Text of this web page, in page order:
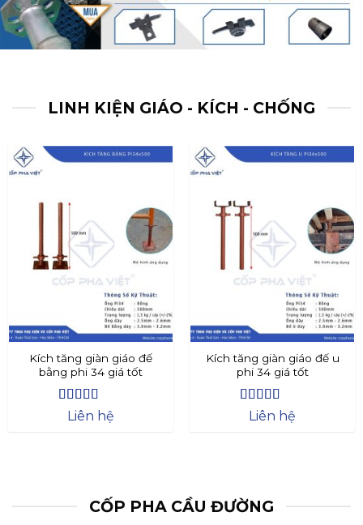
LINH KIỆN GIÁO - KÍCH - CHỐNG
Kích tăng giàn giáo đế
bằng phi 34 giá tốt
Được xếp
5
Liên hệ
Kích tăng giàn giáo đế u
phi 34 giá tốt
Được xếp
5
Liên hệ
CỐP PHA CẦU ĐƯỜNG